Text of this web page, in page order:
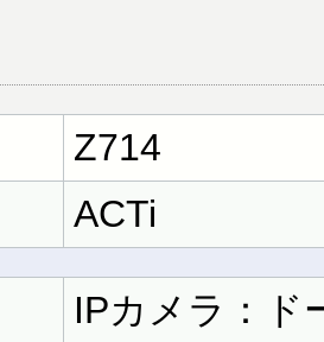
Z714
ACTi
IPカメラ：ド